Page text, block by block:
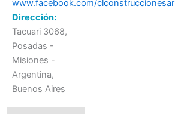
www.facebook.com/clconstruccionesar
Dirección:
Tacuari 3068,
Posadas -
Misiones -
Argentina,
Buenos Aires